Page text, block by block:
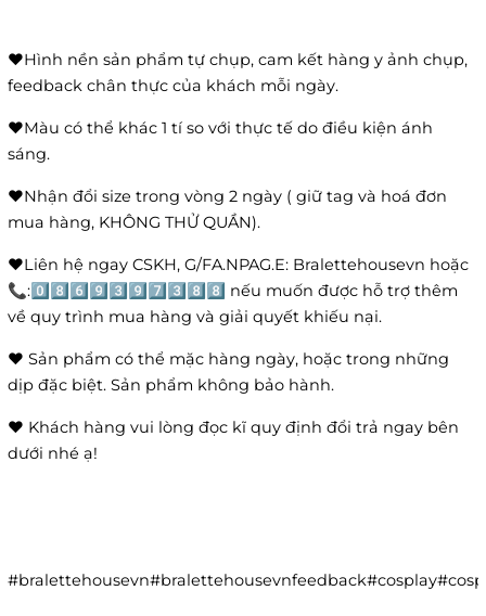
❤️Hình nền sản phẩm tự chụp, cam kết hàng y ảnh chụp,
feedback chân thực của khách mỗi ngày.
❤️Màu có thể khác 1 tí so với thực tế do điều kiện ánh
sáng.
❤️Nhận đổi size trong vòng 2 ngày ( giữ tag và hoá đơn
mua hàng, KHÔNG THỬ QUẦN).
❤️Liên hệ ngay CSKH, G/FA.NPAG.E: Bralettehousevn hoặc
📞:0️⃣8️⃣6️⃣9️⃣3️⃣9️⃣7️⃣3️⃣8️⃣8️⃣ nếu muốn được hỗ trợ thêm
về quy trình mua hàng và giải quyết khiếu nại.
❤️ Sản phẩm có thể mặc hàng ngày, hoặc trong những
dịp đặc biệt. Sản phẩm không bảo hành.
❤️ Khách hàng vui lòng đọc kĩ quy định đổi trả ngay bên
dưới nhé ạ!